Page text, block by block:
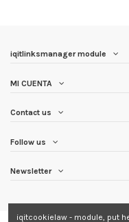
iqitlinksmanager module
MI CUENTA
Contact us
Follow us
Newsletter
iqitcookielaw - module, put